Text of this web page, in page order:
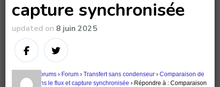
capture synchronisée
updated on 8 juin 2025
Forums › Forum › Transfert sans condenseur › Comparaison de
capture dans le flux et capture synchronisée › Répondre à : Comparaison